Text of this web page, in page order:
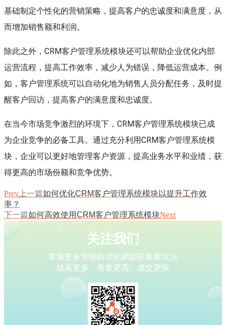
基础制定个性化的营销策略，提高客户的忠诚度和满意度，从
而增加销售额和利润。
除此之外，CRM客户管理系统模块还可以帮助企业优化内部
运营流程，提高工作效率，减少人为错误，降低运营成本。例
如，客户管理系统可以自动化地为销售人员分配任务，及时提
醒客户回访，提高客户的满意度和忠诚度。
在当今市场竞争激烈的环境下，CRM客户管理系统模块已成
为企业竞争的必备工具。通过充分利用CRM客户管理系统模
块，企业可以更好地管理客户资源，提高业务水平和业绩，获
得更高的市场份额和竞争优势。
Prev 上一篇如何优化CRM客户管理系统模块以提升工作效
率？
下一篇如何高效使用CRM客户管理系统模块Next
关注我们
掌握更多营销自动化赋能获客新玩法
线索更多、质量更高、成交更快